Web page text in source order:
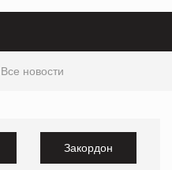
Все новости
Закордон